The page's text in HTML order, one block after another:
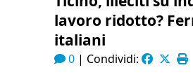
lavoro ridotto?
italiani
0 | Condividi: